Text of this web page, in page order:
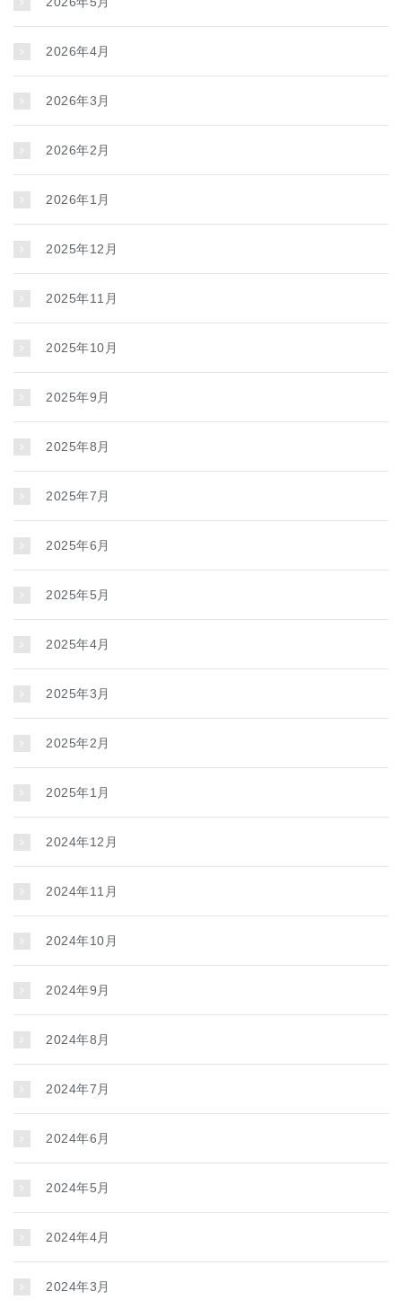
2026年4月
2026年3月
2026年2月
2026年1月
2025年12月
2025年11月
2025年10月
2025年9月
2025年8月
2025年7月
2025年6月
2025年5月
2025年4月
2025年3月
2025年2月
2025年1月
2024年12月
2024年11月
2024年10月
2024年9月
2024年8月
2024年7月
2024年6月
2024年5月
2024年4月
2024年3月